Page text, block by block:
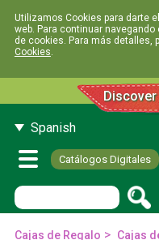
Utilizamos Cookies para darte
web. Para continuar
de cookies. Para más detalles,
Cookies.
Discover
Spanish
Catálogos Digitales
Cajas de Regalo > Cajas